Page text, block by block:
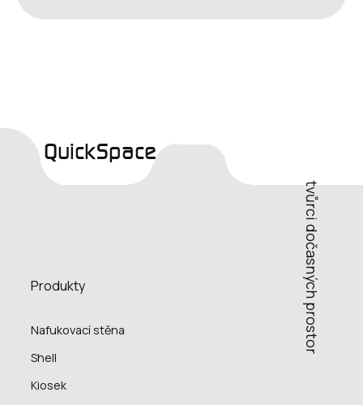
QuickSpace
tvůrci dočasných prostor
Produkty
Nafukovací stěna
Shell
Kiosek